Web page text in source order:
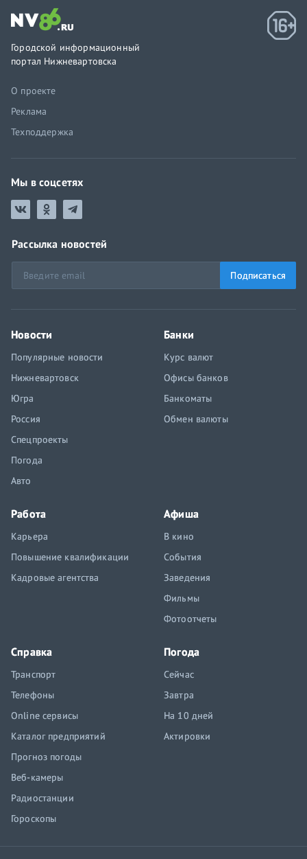
Городской информационный
портал Нижневартовска
О проекте
Реклама
Техподдержка
Мы в соцсетях
Рассылка новостей
Подписаться
Новости
Популярные новости
Нижневартовск
Югра
Россия
Спецпроекты
Погода
Авто
Банки
Курс валют
Офисы банков
Банкоматы
Обмен валюты
Работа
Карьера
Повышение квалификации
Кадровые агентства
Афиша
В кино
События
Заведения
Фильмы
Фотоотчеты
Справка
Транспорт
Телефоны
Online сервисы
Каталог предприятий
Прогноз погоды
Веб-камеры
Радиостанции
Гороскопы
Погода
Сейчас
Завтра
На 10 дней
Актировки